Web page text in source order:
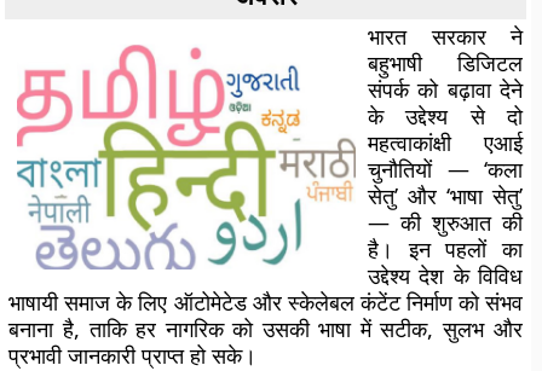
भारत सरकार ने
बहुभाषी डिजिटल
संपर्क को बढ़ावा देने
के उद्देश्य से दो
महत्वाकांक्षी एआई
चुनौतियों — ‘कला
सेतु’ और ‘भाषा सेतु’
— की शुरुआत की
है। इन पहलों का
उद्देश्य देश के विविध
भाषायी समाज के लिए ऑटोमेटेड और स्केलेबल कंटेंट निर्माण को संभव
बनाना है, ताकि हर नागरिक को उसकी भाषा में सटीक, सुलभ और
प्रभावी जानकारी प्राप्त हो सके।